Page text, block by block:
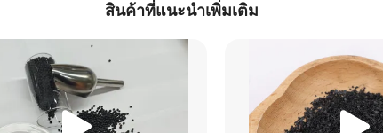
สินค้าที่แนะนำเพิ่มเติม